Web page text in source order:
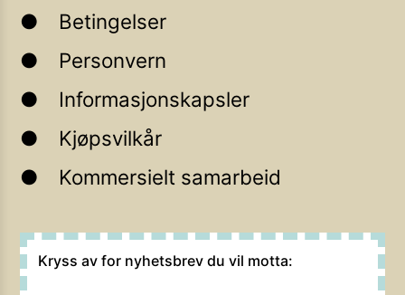
Betingelser
Personvern
Informasjonskapsler
Kjøpsvilkår
Kommersielt samarbeid
Kryss av for nyhetsbrev du vil motta: